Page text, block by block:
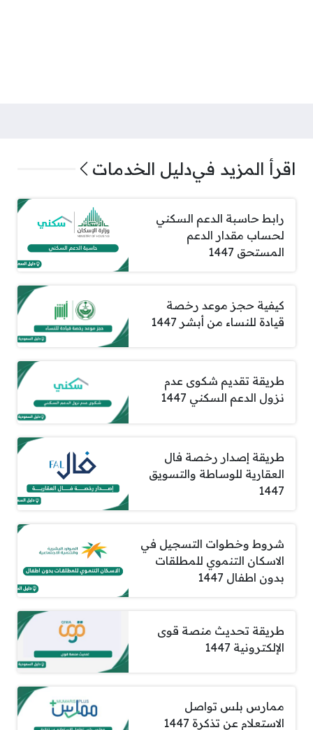
اقرأ المزيد فيدليل الخدمات
رابط حاسبة الدعم السكني
لحساب مقدار الدعم
المستحق 1447
كيفية حجز موعد رخصة
قيادة للنساء من أبشر 1447
طريقة تقديم شكوى عدم
نزول الدعم السكني 1447
طريقة إصدار رخصة فال
العقارية للوساطة والتسويق
1447
شروط وخطوات التسجيل في
الاسكان التنموي للمطلقات
بدون اطفال 1447
طريقة تحديث منصة قوى
الإلكترونية 1447
ممارس بلس تواصل
الاستعلام عن تذكرة 1447